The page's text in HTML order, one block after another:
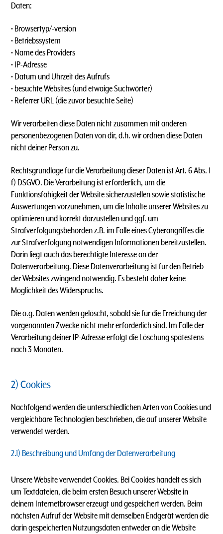
Daten:
• Browsertyp/-version
• Betriebssystem
• Name des Providers
• IP-Adresse
• Datum und Uhrzeit des Aufrufs
• besuchte Websites (und etwaige Suchwörter)
• Referrer URL (die zuvor besuchte Seite)
Wir verarbeiten diese Daten nicht zusammen mit anderen
personenbezogenen Daten von dir, d.h. wir ordnen diese Daten
nicht deiner Person zu.
Rechtsgrundlage für die Verarbeitung dieser Daten ist Art. 6 Abs. 1
f) DSGVO. Die Verarbeitung ist erforderlich, um die
Funktionsfähigkeit der Website sicherzustellen sowie statistische
Auswertungen vorzunehmen, um die Inhalte unserer Websites zu
optimieren und korrekt darzustellen und ggf. um
Strafverfolgungsbehörden z.B. im Falle eines Cyberangriffes die
zur Strafverfolgung notwendigen Informationen bereitzustellen.
Darin liegt auch das berechtigte Interesse an der
Datenverarbeitung. Diese Datenverarbeitung ist für den Betrieb
der Websites zwingend notwendig. Es besteht daher keine
Möglichkeit des Widerspruchs.
Die o.g. Daten werden gelöscht, sobald sie für die Erreichung der
vorgenannten Zwecke nicht mehr erforderlich sind. Im Falle der
Verarbeitung deiner IP-Adresse erfolgt die Löschung spätestens
nach 3 Monaten.
2) Cookies
Nachfolgend werden die unterschiedlichen Arten von Cookies und
vergleichbare Technologien beschrieben, die auf unserer Website
verwendet werden.
2.1) Beschreibung und Umfang der Datenverarbeitung
Unsere Website verwendet Cookies. Bei Cookies handelt es sich
um Textdateien, die beim ersten Besuch unserer Website in
deinem Internetbrowser erzeugt und gespeichert werden. Beim
nächsten Aufruf der Website mit demselben Endgerät werden die
darin gespeicherten Nutzungsdaten entweder an die Website